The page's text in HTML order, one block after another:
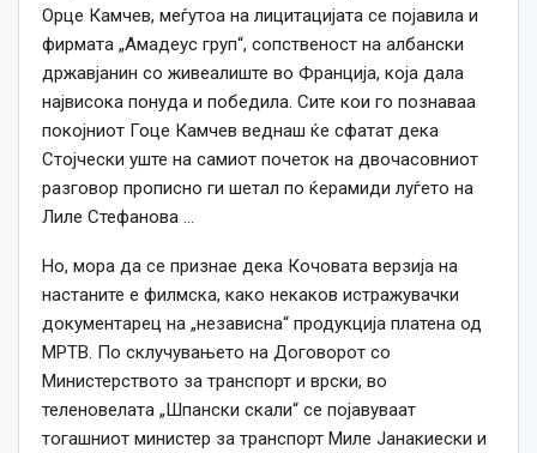
Орце Камчев, меѓутоа на лицитацијата се појавила и
фирмата „Амадеус груп“, сопственост на албански
државјанин со живеалиште во Франција, која дала
највисока понуда и победила. Сите кои го познаваа
покојниот Гоце Камчев веднаш ќе сфатат дека
Стојчески уште на самиот почеток на двочасовниот
разговор прописно ги шетал по ќерамиди луѓето на
Лиле Стефанова …
Но, мора да се признае дека Кочовата верзија на
настаните е филмска, како некаков истражувачки
документарец на „независна“ продукција платена од
МРТВ. По склучувањето на Договорот со
Министерството за транспорт и врски, во
теленовелата „Шпански скали“ се појавуваат
тогашниот министер за транспорт Миле Јанакиески и